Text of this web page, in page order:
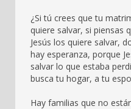
¿Si tú crees que tu
quiere salvar, si piensas
Jesús los quiere salvar,
hay esperanza, porque
salvar lo que estaba
busca tu hogar, a tu
Hay familias que no